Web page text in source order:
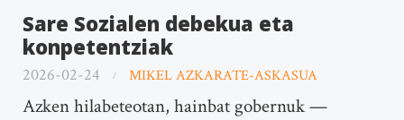
Sare Sozialen debekua eta
konpetentziak
2026-02-24 MIKEL AZKARATE-ASKASUA
Azken hilabeteotan, hainbat gobernuk —